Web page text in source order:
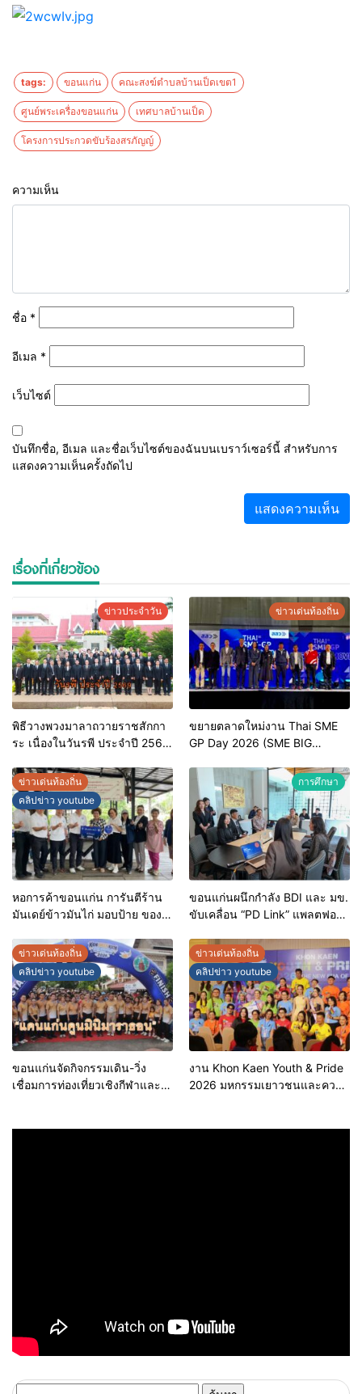
tags: ขอนแก่น คณะสงฆ์ตำบลบ้านเป็ดเขต1
ศูนย์พระเครื่องขอนแก่น เทศบาลบ้านเป็ด
โครงการประกวดขับร้องสรภัญญ์
ความเห็น
ชื่อ *
อีเมล *
เว็บไซต์
บันทึกชื่อ, อีเมล และชื่อเว็บไซต์ของฉันบนเบราว์เซอร์นี้ สำหรับการ
แสดงความเห็นครั้งถัดไป
เรื่องที่เกี่ยวข้อง
ข่าวประจำวัน
พิธีวางพวงมาลาถวายราชสักกา
ระ เนื่องในวันรพี ประจำปี 2569
เพื่อเชื่อมความสัมพันธ์อันดีของ
หน่วยงานในกระบวนการ
ยุติธรรม
ข่าวเด่นท้องถิ่น
ขยายตลาดใหม่งาน Thai SME
GP Day 2026 (SME BIG
ข่าวเด่นท้องถิ่น
คลิปข่าว youtube
หอการค้าขอนแก่น การันตีร้าน
มันเดย์ข้าวมันไก่ มอบป้าย ของดี
ประกอบการคุณภาพ ยกระดับ
มาตรฐาน สร้างความเชื่อมั่นให้ผู้
บริโภค
การศึกษา
ขอนแก่นผนึกกำลัง BDI และ มข.
ขับเคลื่อน “PD Link” แพลตฟอร์ม
บริหารงานบนฐานข้อมูลที่
แม่นยำและยั่งยืน
ข่าวเด่นท้องถิ่น
คลิปข่าว youtube
ขอนแก่นจัดกิจกรรมเดิน-วิ่ง
เชื่อมการท่องเที่ยวเชิงกีฬาและ
ข่าวเด่นท้องถิ่น
คลิปข่าว youtube
งาน Khon Kaen Youth & Pride
2026 มหกรรมเยาวชนและความ